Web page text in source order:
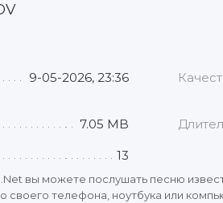
9-05-2026, 23:36
7.05 MB
13
вы можете послушать песню
своего телефона, ноутбука или